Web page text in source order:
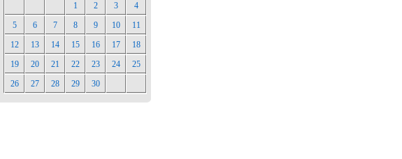
1
2 3
4
5
6 7 8 9 10
11
12
13 14 15 16 17
18
19
20 21 22 23 24
25
26
27 28 29 30